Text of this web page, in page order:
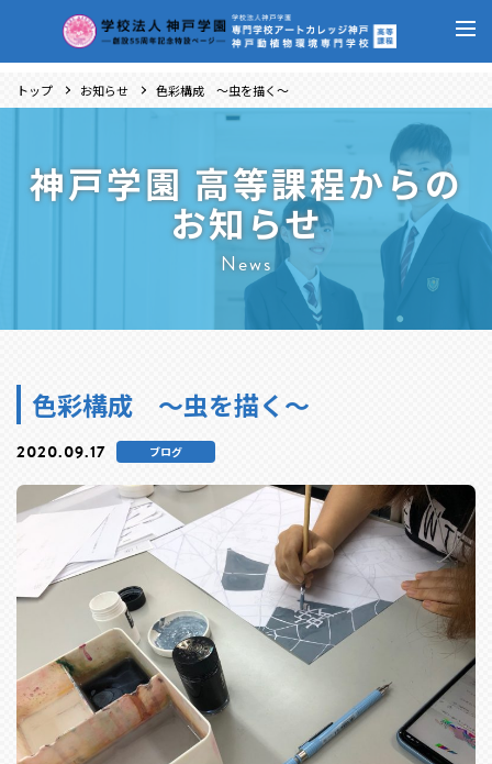
トップ お知らせ 色彩構成 ～虫を描く～
神戸学園 高等課程からの
お知らせ
News
色彩構成 ～虫を描く～
2020.09.17 ブログ